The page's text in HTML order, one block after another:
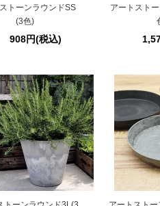
トーンラウンドSS
(3色)
908円(税込)
アートスト